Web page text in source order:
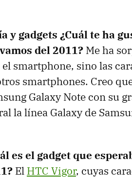
y gadgets ¿Cuál te ha
del 2011? Me ha
smartphone, sino las
smartphones. Creo
Galaxy Note con su
la línea Galaxy de
es el gadget que
El HTC Vigor, cuyas